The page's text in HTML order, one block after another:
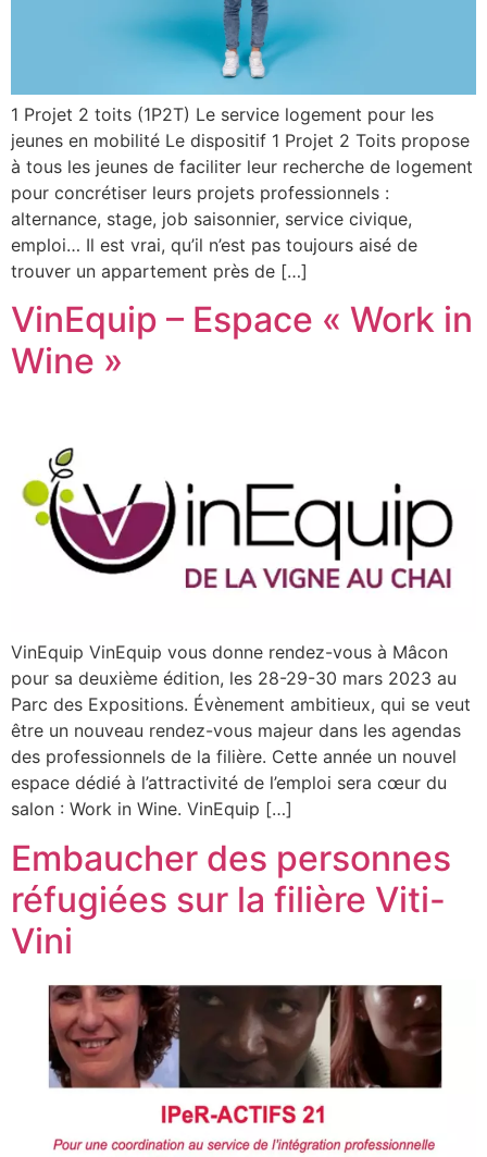
1 Projet 2 toits (1P2T) Le service logement pour les
jeunes en mobilité Le dispositif 1 Projet 2 Toits propose
à tous les jeunes de faciliter leur recherche de logement
pour concrétiser leurs projets professionnels :
alternance, stage, job saisonnier, service civique,
emploi… Il est vrai, qu’il n’est pas toujours aisé de
trouver un appartement près de […]
VinEquip – Espace « Work in
Wine »
VinEquip VinEquip vous donne rendez-vous à Mâcon
pour sa deuxième édition, les 28-29-30 mars 2023 au
Parc des Expositions. Évènement ambitieux, qui se veut
être un nouveau rendez-vous majeur dans les agendas
des professionnels de la filière. Cette année un nouvel
espace dédié à l’attractivité de l’emploi sera cœur du
salon : Work in Wine. VinEquip […]
Embaucher des personnes
réfugiées sur la filière Viti-
Vini